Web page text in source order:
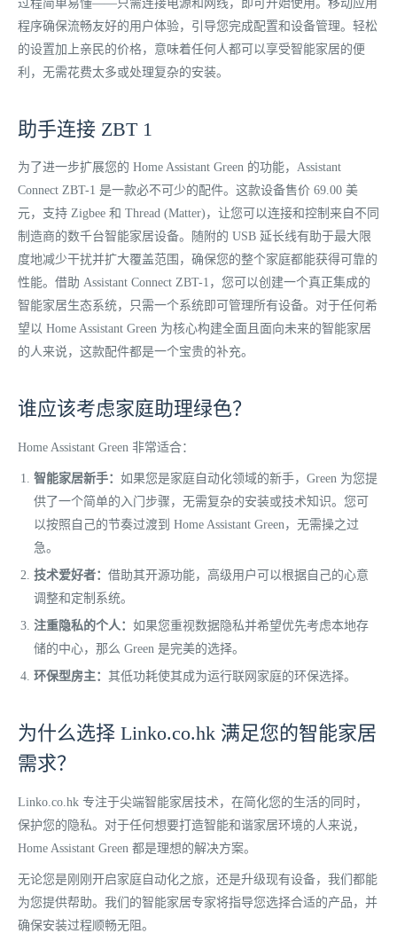
过程简单易懂——只需连接电源和网线，即可开始使用。移动应用
程序确保流畅友好的用户体验，引导您完成配置和设备管理。轻松
的设置加上亲民的价格，意味着任何人都可以享受智能家居的便
利，无需花费太多或处理复杂的安装。
助手连接 ZBT 1
为了进一步扩展您的 Home Assistant Green 的功能，Assistant
Connect ZBT-1 是一款必不可少的配件。这款设备售价 69.00 美
元，支持 Zigbee 和 Thread (Matter)，让您可以连接和控制来自不同
制造商的数千台智能家居设备。随附的 USB 延长线有助于最大限
度地减少干扰并扩大覆盖范围，确保您的整个家庭都能获得可靠的
性能。借助 Assistant Connect ZBT-1，您可以创建一个真正集成的
智能家居生态系统，只需一个系统即可管理所有设备。对于任何希
望以 Home Assistant Green 为核心构建全面且面向未来的智能家居
的人来说，这款配件都是一个宝贵的补充。
谁应该考虑家庭助理绿色？
Home Assistant Green 非常适合：
智能家居新手： 如果您是家庭自动化领域的新手，Green 为您提
供了一个简单的入门步骤，无需复杂的安装或技术知识。您可
以按照自己的节奏过渡到 Home Assistant Green，无需操之过
急。
技术爱好者： 借助其开源功能，高级用户可以根据自己的心意
调整和定制系统。
注重隐私的个人： 如果您重视数据隐私并希望优先考虑本地存
储的中心，那么 Green 是完美的选择。
环保型房主： 其低功耗使其成为运行联网家庭的环保选择。
为什么选择 Linko.co.hk​​ 满足您的智能家居
需求？
Linko.co.hk​​ 专注于尖端智能家居技术，在简化您的生活的同时，
保护您的隐私。对于任何想要打造智能和谐家居环境的人来说，
Home Assistant Green 都是理想的解决方案。
无论您是刚刚开启家庭自动化之旅，还是升级现有设备，我们都能
为您提供帮助。我们的智能家居专家将指导您选择合适的产品，并
确保安装过程顺畅无阻。